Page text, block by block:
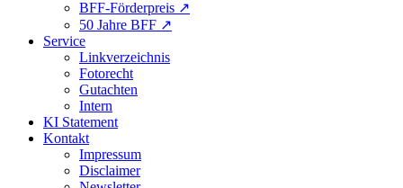
BFF-Förderpreis ↗︎
50 Jahre BFF ↗︎
Service
Linkverzeichnis
Fotorecht
Gutachten
Intern
KI Statement
Kontakt
Impressum
Disclaimer